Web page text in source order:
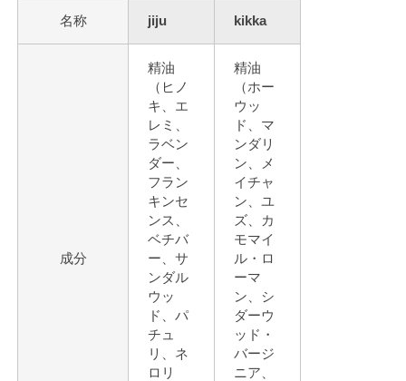
名称 jiju kikka
成分
精油
（ヒノ
キ、エ
レミ、
ラベン
ダー、
フラン
キンセ
ンス、
ベチバ
ー、サ
ンダル
ウッ
ド、パ
チュ
リ、ネ
ロリ
精油
（ホー
ウッ
ド、マ
ンダリ
ン、メ
イチャ
ン、ユ
ズ、カ
モマイ
ル・ロ
ーマ
ン、シ
ダーウ
ッド・
バージ
ニア、